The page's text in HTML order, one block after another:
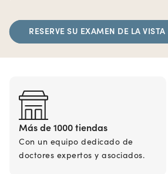
RESERVE SU EXAMEN DE LA VISTA
Más de 1000 tiendas
Con un equipo dedicado de
doctores expertos y asociados.